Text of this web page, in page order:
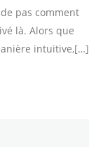
pas comment
là. Alors que
intuitive,[…]